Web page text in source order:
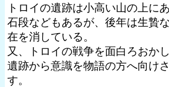
トロイの遺跡は小高い山の上に
石段などもあるが、後年は生贄
在を消している。
又、トロイの戦争を面白ろおか
遺跡から意識を物語の方へ向け
す。